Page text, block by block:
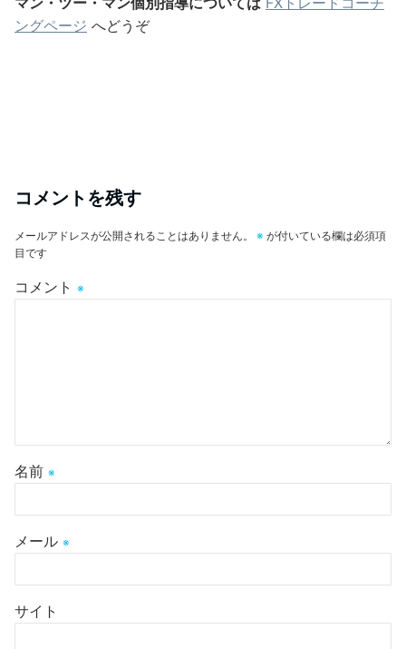
ングページ へどうぞ
コメントを残す
メールアドレスが公開されることはありません。 ※ が付いている欄は必須項
目です
コメント ※
名前 ※
メール ※
サイト